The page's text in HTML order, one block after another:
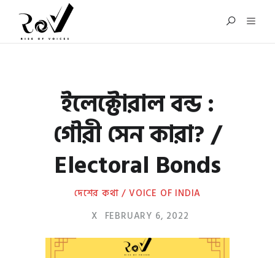
ইলেক্টোরাল বন্ড :
গৌরী সেন কারা? /
Electoral Bonds
দেশের কথা / VOICE OF INDIA
X FEBRUARY 6, 2022